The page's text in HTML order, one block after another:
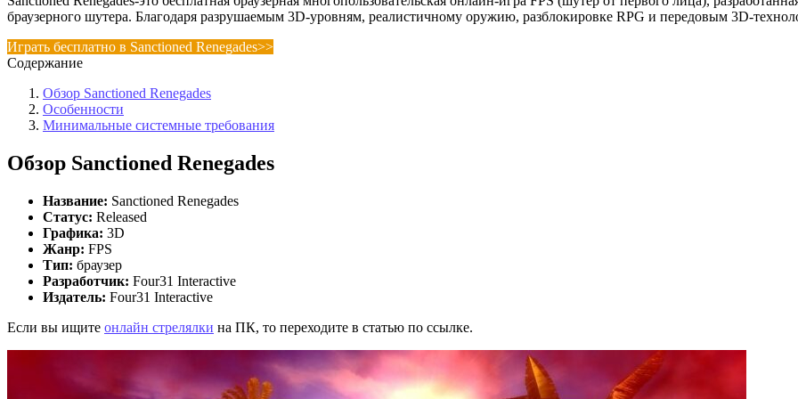
браузерного шутера. Благодаря разрушаемым 3D-уровням, реалистичному оружию, разблокировке RPG и передовым 3D-
Играть бесплатно в Sanctioned Renegades>>
Содержание
Обзор Sanctioned Renegades
Особенности
Минимальные системные требования
Обзор Sanctioned Renegades
Название: Sanctioned Renegades
Статус: Released
Графика: 3D
Жанр: FPS
Тип: браузер
Разработчик: Four31 Interactive
Издатель: Four31 Interactive
Если вы ищите онлайн стрелялки на ПК, то переходите в статью по ссылке.